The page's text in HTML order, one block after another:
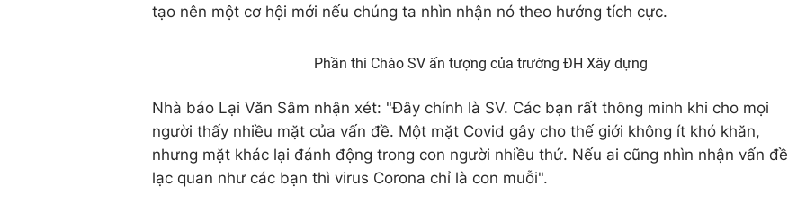
tạo nên một cơ hội mới nếu chúng ta nhìn nhận nó theo hướng tích cực.
Phần thi Chào SV ấn tượng của trường ĐH Xây dựng
Nhà báo Lại Văn Sâm nhận xét: "Đây chính là SV. Các bạn rất thông minh khi cho mọi
người thấy nhiều mặt của vấn đề. Một mặt Covid gây cho thế giới không ít khó khăn,
nhưng mặt khác lại đánh động trong con người nhiều thứ. Nếu ai cũng nhìn nhận vấn đề
lạc quan như các bạn thì virus Corona chỉ là con muỗi".